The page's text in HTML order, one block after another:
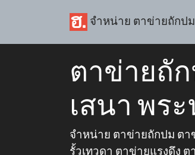
จำหน่าย ตาข่ายถักป
ตาข่ายถั
เสนา พร
จำหน่าย ตาข่ายถักปม ต
รั้วเทวดา ตาข่ายแรงดึง